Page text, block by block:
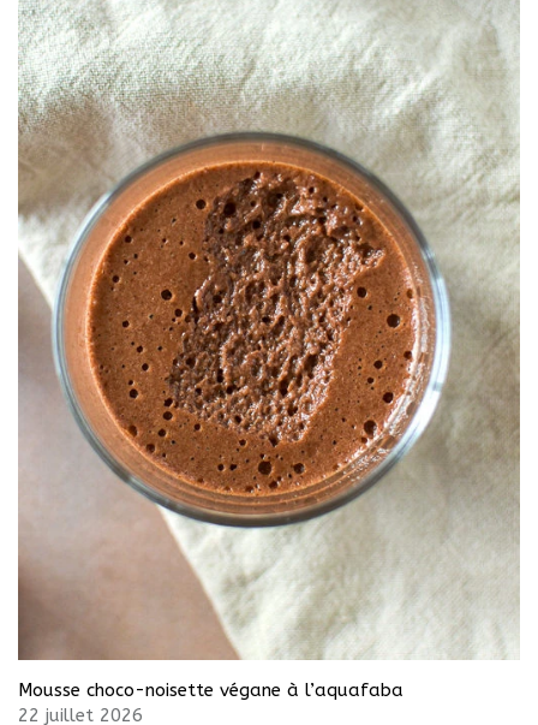
Mousse choco-noisette végane à l’aquafaba
22 juillet 2026